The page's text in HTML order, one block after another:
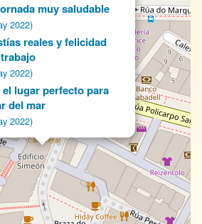
muy saludable
2022)
reales y felicidad
2022)
lugar perfecto para
del mar
2022)